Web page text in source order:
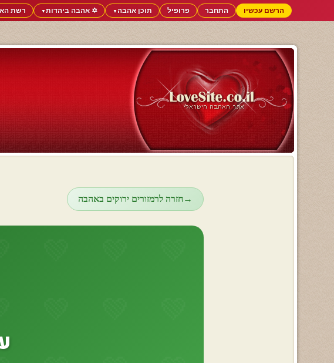
הרשם עכשיו התחבר פרופיל תוכן אהבה▼ ✡️ אהבה ביהדות▼ רשת
→חזרה לרמזורים ירוקים באהבה